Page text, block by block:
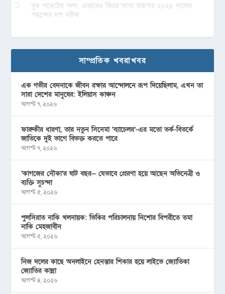
বুক পকেটের গল্প, এভাবেও ফিরে আসা যায়’সহ ২০২৪ সালের
পছন্দের দশ নাটক
সাম্প্রতিক খবরাখবর
এক গভীর বেদনাকে জীবন রক্ষার আন্দোলনে রূপ দিয়েছিলাম, এখন তা
সারা দেশের মানুষের: ইলিয়াস কাঞ্চন
আগস্ট ৭, ২০২৬
ফারুকীর ধারণা, তার নতুন সিনেমা ‘ব্যাচেলর’-এর মতো তর্ক-বিতর্কে
জাতিকে দুই ভাগে বিভক্ত করতে পারে
আগস্ট ৭, ২০২৬
‘কাগজের নৌকা’র ষাট বছর— যেভাবে প্রেরণা হয়ে আছেন অভিনেত্রী ও
ব্যক্তি সুচন্দা
আগস্ট ৫, ২০২৬
পুলসিরাত নাকি খলনায়ক: ভিকির পরিচালনায় নিশোর বিপরীতে তমা
নাকি মেহজাবীন
আগস্ট ৫, ২০২৬
নিজ দলের কাছে অনলাইনে হেনস্তার শিকার হয়ে লাইভে জ্যোতিকা
জ্যোতির কান্না
আগস্ট ৪, ২০২৬